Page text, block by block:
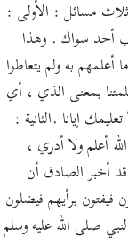
ثلاث مسائل : الأولى :
أحد سواك . وهذا
أعلمهم به ولم يتعاطوا
بمعنى الذي ، أي
إيانا .الثانية :
أعلم ولا أدري ،
قد أخبر الصادق أن
برأيهم فيضلون
من الأخبار [ ص: 271 ] عن النبي صلى الله عليه وسلم